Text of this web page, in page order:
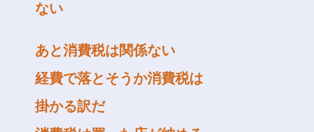
ない
あと消費税は関係ない
経費で落とそうか消費税は
掛かる訳だ